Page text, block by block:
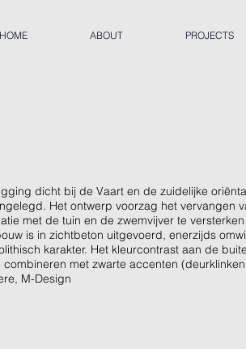
HOME ABOUT PROJECTS
dicht bij de Vaart en de zuidelijke
Het ontwerp voorzag het vervangen
met de tuin en de zwemvijver te
is in zichtbeton uitgevoerd, enerzijds
karakter. Het kleurcontrast aan de
met zwarte accenten
M-Design